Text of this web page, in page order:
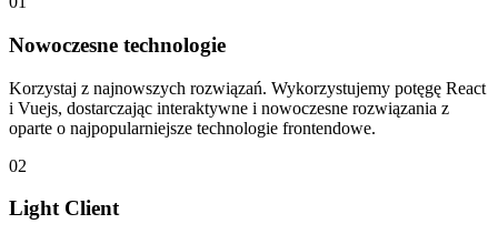
Nowoczesne technologie
Korzystaj z najnowszych rozwiązań. Wykorzystujemy potęgę React
i Vuejs, dostarczając interaktywne i nowoczesne rozwiązania z
oparte o najpopularniejsze technologie frontendowe.
02
Light Client